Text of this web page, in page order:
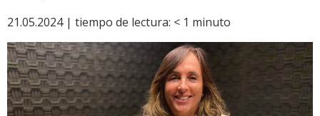
21.05.2024 | tiempo de lectura: < 1 minuto